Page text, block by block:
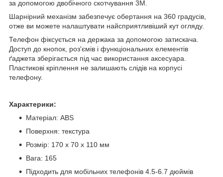
за допомогою двобічного скотчування 3М.
Шарнірний механізм забезпечує обертання на 360 градусів,
отже ви можете налаштувати найсприятливіший кут огляду.
Телефон фіксується на держака за допомогою затискача.
Доступ до кнопок, роз'ємів і функціональних елементів
ґаджета зберігається під час використання аксесуара.
Пластикові кріплення не залишають слідів на корпусі
телефону.
Характерики:
Матеріал: ABS
Поверхня: текстура
Розмір: 170 х 70 x 110 мм
Вага: 165
Підходить для мобільних телефонів 4.5-6.7 дюймів